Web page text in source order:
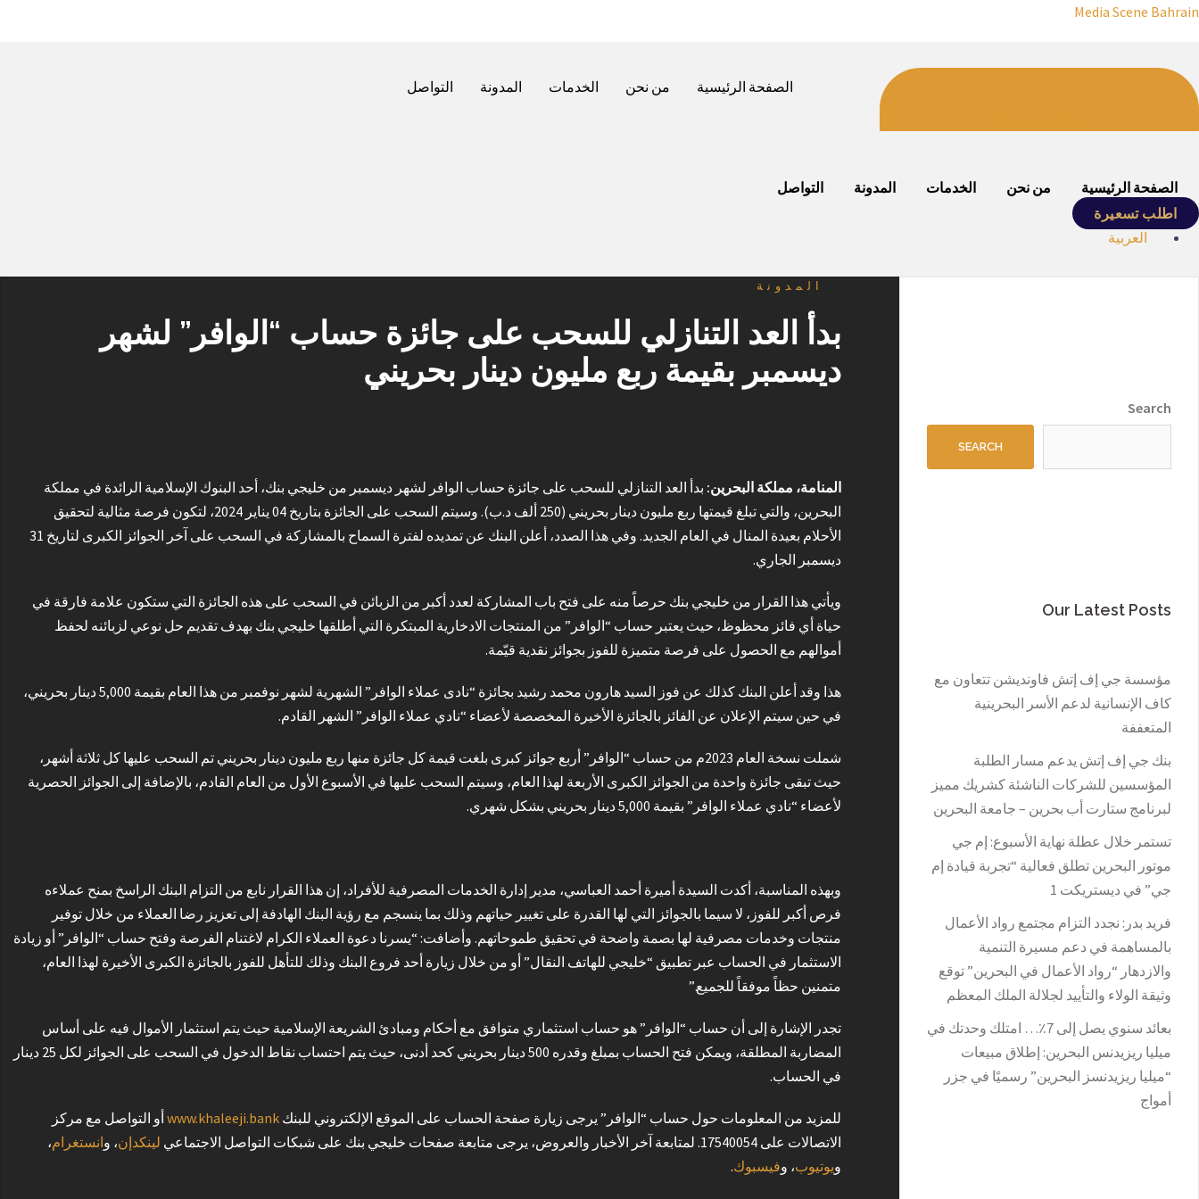
Media Scene Bahrain
الصفحة الرئيسية من نحن الخدمات المدونة
التواصل
الصفحة الرئيسية من نحن الخدمات المدونة
التواصل
اطلب تسعيرة
العربية
المدونة
بدأ العد التنازلي للسحب على جائزة حساب “الوافر” لشهر
ديسمبر بقيمة ربع مليون دينار بحريني
المنامة، مملكة البحرين: بدأ العد التنازلي للسحب على جائزة حساب الوافر لشهر ديسمبر من خليجي بنك، أحد البنوك الإسلامية الرائدة في مملكة
البحرين، والتي تبلغ قيمتها ربع مليون دينار بحريني (250 ألف د.ب). وسيتم السحب على الجائزة بتاريخ 04 يناير 2024، لتكون فرصة مثالية لتحقيق
الأحلام بعيدة المنال في العام الجديد. وفي هذا الصدد، أعلن البنك عن تمديده لفترة السماح بالمشاركة في السحب على آخر الجوائز الكبرى لتاريخ 31
ديسمبر الجاري.
ويأتي هذا القرار من خليجي بنك حرصاً منه على فتح باب المشاركة لعدد أكبر من الزبائن في السحب على هذه الجائزة التي ستكون علامة فارقة في
حياة أي فائز محظوظ، حيث يعتبر حساب “الوافر” من المنتجات الادخارية المبتكرة التي أطلقها خليجي بنك بهدف تقديم حل نوعي لزبائنه لحفظ
أموالهم مع الحصول على فرصة متميزة للفوز بجوائز نقدية قيّمة.
هذا وقد أعلن البنك كذلك عن فوز السيد هارون محمد رشيد بجائزة “نادى عملاء الوافر” الشهرية لشهر نوفمبر من هذا العام بقيمة 5,000 دينار بحريني،
في حين سيتم الإعلان عن الفائز بالجائزة الأخيرة المخصصة لأعضاء “نادي عملاء الوافر” الشهر القادم.
شملت نسخة العام 2023م من حساب “الوافر” أربع جوائز كبرى بلغت قيمة كل جائزة منها ربع مليون دينار بحريني تم السحب عليها كل ثلاثة أشهر،
حيث تبقى جائزة واحدة من الجوائز الكبرى الأربعة لهذا العام، وسيتم السحب عليها في الأسبوع الأول من العام القادم، بالإضافة إلى الجوائز الحصرية
لأعضاء “نادي عملاء الوافر” بقيمة 5,000 دينار بحريني بشكل شهري.
وبهذه المناسبة، أكدت السيدة أميرة أحمد العباسي، مدير إدارة الخدمات المصرفية للأفراد، إن هذا القرار نابع من التزام البنك الراسخ بمنح عملاءه
فرص أكبر للفوز، لا سيما بالجوائز التي لها القدرة على تغيير حياتهم وذلك بما ينسجم مع رؤية البنك الهادفة إلى تعزيز رضا العملاء من خلال توفير
منتجات وخدمات مصرفية لها بصمة واضحة في تحقيق طموحاتهم. وأضافت: “يسرنا دعوة العملاء الكرام لاغتنام الفرصة وفتح حساب “الوافر” أو زيادة
الاستثمار في الحساب عبر تطبيق “خليجي للهاتف النقال” أو من خلال زيارة أحد فروع البنك وذلك للتأهل للفوز بالجائزة الكبرى الأخيرة لهذا العام،
متمنين حظاً موفقاً للجميع.”
تجدر الإشارة إلى أن حساب “الوافر” هو حساب استثماري متوافق مع أحكام ومبادئ الشريعة الإسلامية حيث يتم استثمار الأموال فيه على أساس
المضاربة المطلقة، ويمكن فتح الحساب بمبلغ وقدره 500 دينار بحريني كحد أدنى، حيث يتم احتساب نقاط الدخول في السحب على الجوائز لكل 25 دينار
في الحساب.
للمزيد من المعلومات حول حساب “الوافر” يرجى زيارة صفحة الحساب على الموقع الإلكتروني للبنك www.khaleeji.bank أو التواصل مع مركز
الاتصالات على 17540054. لمتابعة آخر الأخبار والعروض، يرجى متابعة صفحات خليجي بنك على شبكات التواصل الاجتماعي
لينكدإن، وانستغرام،
ويوتيوب، وفيسبوك.
Search
SEARCH
Our Latest Posts
مؤسسة جي إف إتش فاونديشن تتعاون مع
كاف الإنسانية لدعم الأسر البحرينية
المتعففة
بنك جي إف إتش يدعم مسار الطلبة
المؤسسين للشركات الناشئة كشريك مميز
لبرنامج ستارت أب بحرين – جامعة البحرين
تستمر خلال عطلة نهاية الأسبوع: إم جي
موتور البحرين تطلق فعالية “تجربة قيادة إم
جي” في ديستريكت 1
فريد بدر: نجدد التزام مجتمع رواد الأعمال
بالمساهمة في دعم مسيرة التنمية
والازدهار “رواد الأعمال في البحرين” توقع
وثيقة الولاء والتأييد لجلالة الملك المعظم
بعائد سنوي يصل إلى 7٪؜… امتلك وحدتك في
ميليا ريزيدنس البحرين: إطلاق مبيعات
“ميليا ريزيدنسز البحرين” رسميًا في جزر
أمواج